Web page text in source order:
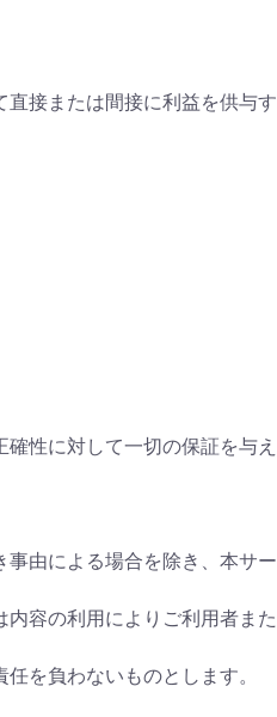
接または間接に利益を供与す
性に対して一切の保証を与え
由による場合を除き、本サー
容の利用によりご利用者また
を負わないものとします。